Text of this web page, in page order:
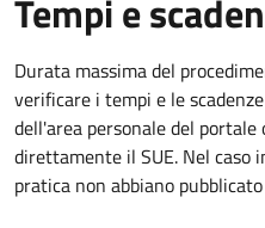
Tempi e
Durata massima del
verificare i tempi e le
dell'area personale del
direttamente il SUE. Nel
pratica non abbiano